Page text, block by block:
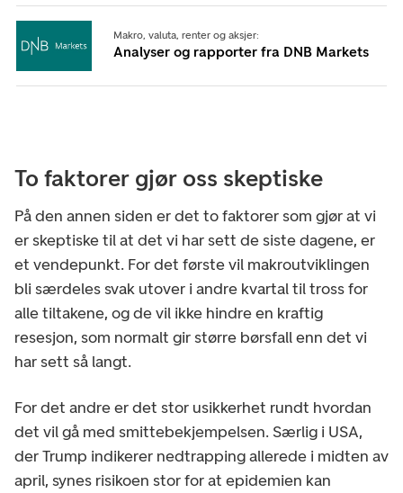
Makro, valuta, renter og aksjer:
Analyser og rapporter fra DNB Markets
To faktorer gjør oss skeptiske
På den annen siden er det to faktorer som gjør at vi
er skeptiske til at det vi har sett de siste dagene, er
et vendepunkt. For det første vil makroutviklingen
bli særdeles svak utover i andre kvartal til tross for
alle tiltakene, og de vil ikke hindre en kraftig
resesjon, som normalt gir større børsfall enn det vi
har sett så langt.
For det andre er det stor usikkerhet rundt hvordan
det vil gå med smittebekjempelsen. Særlig i USA,
der Trump indikerer nedtrapping allerede i midten av
april, synes risikoen stor for at epidemien kan